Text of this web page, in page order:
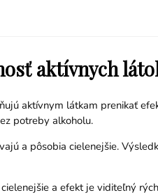
aktívnych
aktívnym látkam prenikať
potreby alkoholu.
a pôsobia cielenejšie.
a efekt je viditeľný